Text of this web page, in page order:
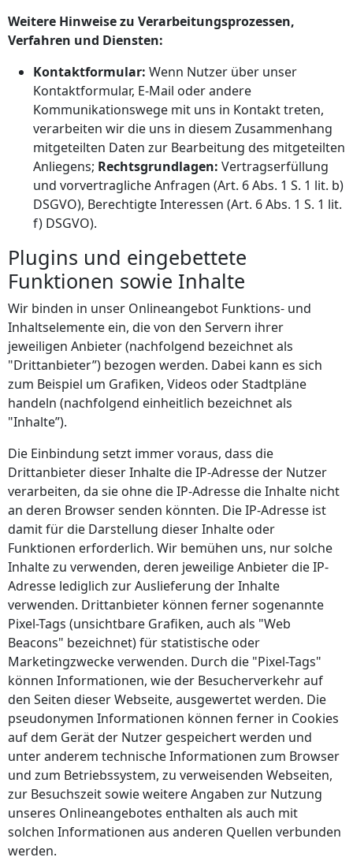
Weitere Hinweise zu Verarbeitungsprozessen,
Verfahren und Diensten:
Kontaktformular: Wenn Nutzer über unser
Kontaktformular, E-Mail oder andere
Kommunikationswege mit uns in Kontakt treten,
verarbeiten wir die uns in diesem Zusammenhang
mitgeteilten Daten zur Bearbeitung des mitgeteilten
Anliegens; Rechtsgrundlagen: Vertragserfüllung
und vorvertragliche Anfragen (Art. 6 Abs. 1 S. 1 lit. b)
DSGVO), Berechtigte Interessen (Art. 6 Abs. 1 S. 1 lit.
f) DSGVO).
Plugins und eingebettete
Funktionen sowie Inhalte
Wir binden in unser Onlineangebot Funktions- und
Inhaltselemente ein, die von den Servern ihrer
jeweiligen Anbieter (nachfolgend bezeichnet als
"Drittanbieter”) bezogen werden. Dabei kann es sich
zum Beispiel um Grafiken, Videos oder Stadtpläne
handeln (nachfolgend einheitlich bezeichnet als
"Inhalte”).
Die Einbindung setzt immer voraus, dass die
Drittanbieter dieser Inhalte die IP-Adresse der Nutzer
verarbeiten, da sie ohne die IP-Adresse die Inhalte nicht
an deren Browser senden könnten. Die IP-Adresse ist
damit für die Darstellung dieser Inhalte oder
Funktionen erforderlich. Wir bemühen uns, nur solche
Inhalte zu verwenden, deren jeweilige Anbieter die IP-
Adresse lediglich zur Auslieferung der Inhalte
verwenden. Drittanbieter können ferner sogenannte
Pixel-Tags (unsichtbare Grafiken, auch als "Web
Beacons" bezeichnet) für statistische oder
Marketingzwecke verwenden. Durch die "Pixel-Tags"
können Informationen, wie der Besucherverkehr auf
den Seiten dieser Webseite, ausgewertet werden. Die
pseudonymen Informationen können ferner in Cookies
auf dem Gerät der Nutzer gespeichert werden und
unter anderem technische Informationen zum Browser
und zum Betriebssystem, zu verweisenden Webseiten,
zur Besuchszeit sowie weitere Angaben zur Nutzung
unseres Onlineangebotes enthalten als auch mit
solchen Informationen aus anderen Quellen verbunden
werden.